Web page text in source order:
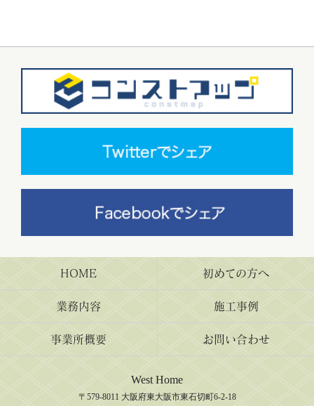
HOME 初めての方へ
業務内容 施工事例
事業所概要 お問い合わせ
West Home
〒579-8011 大阪府東大阪市東石切町6-2-18